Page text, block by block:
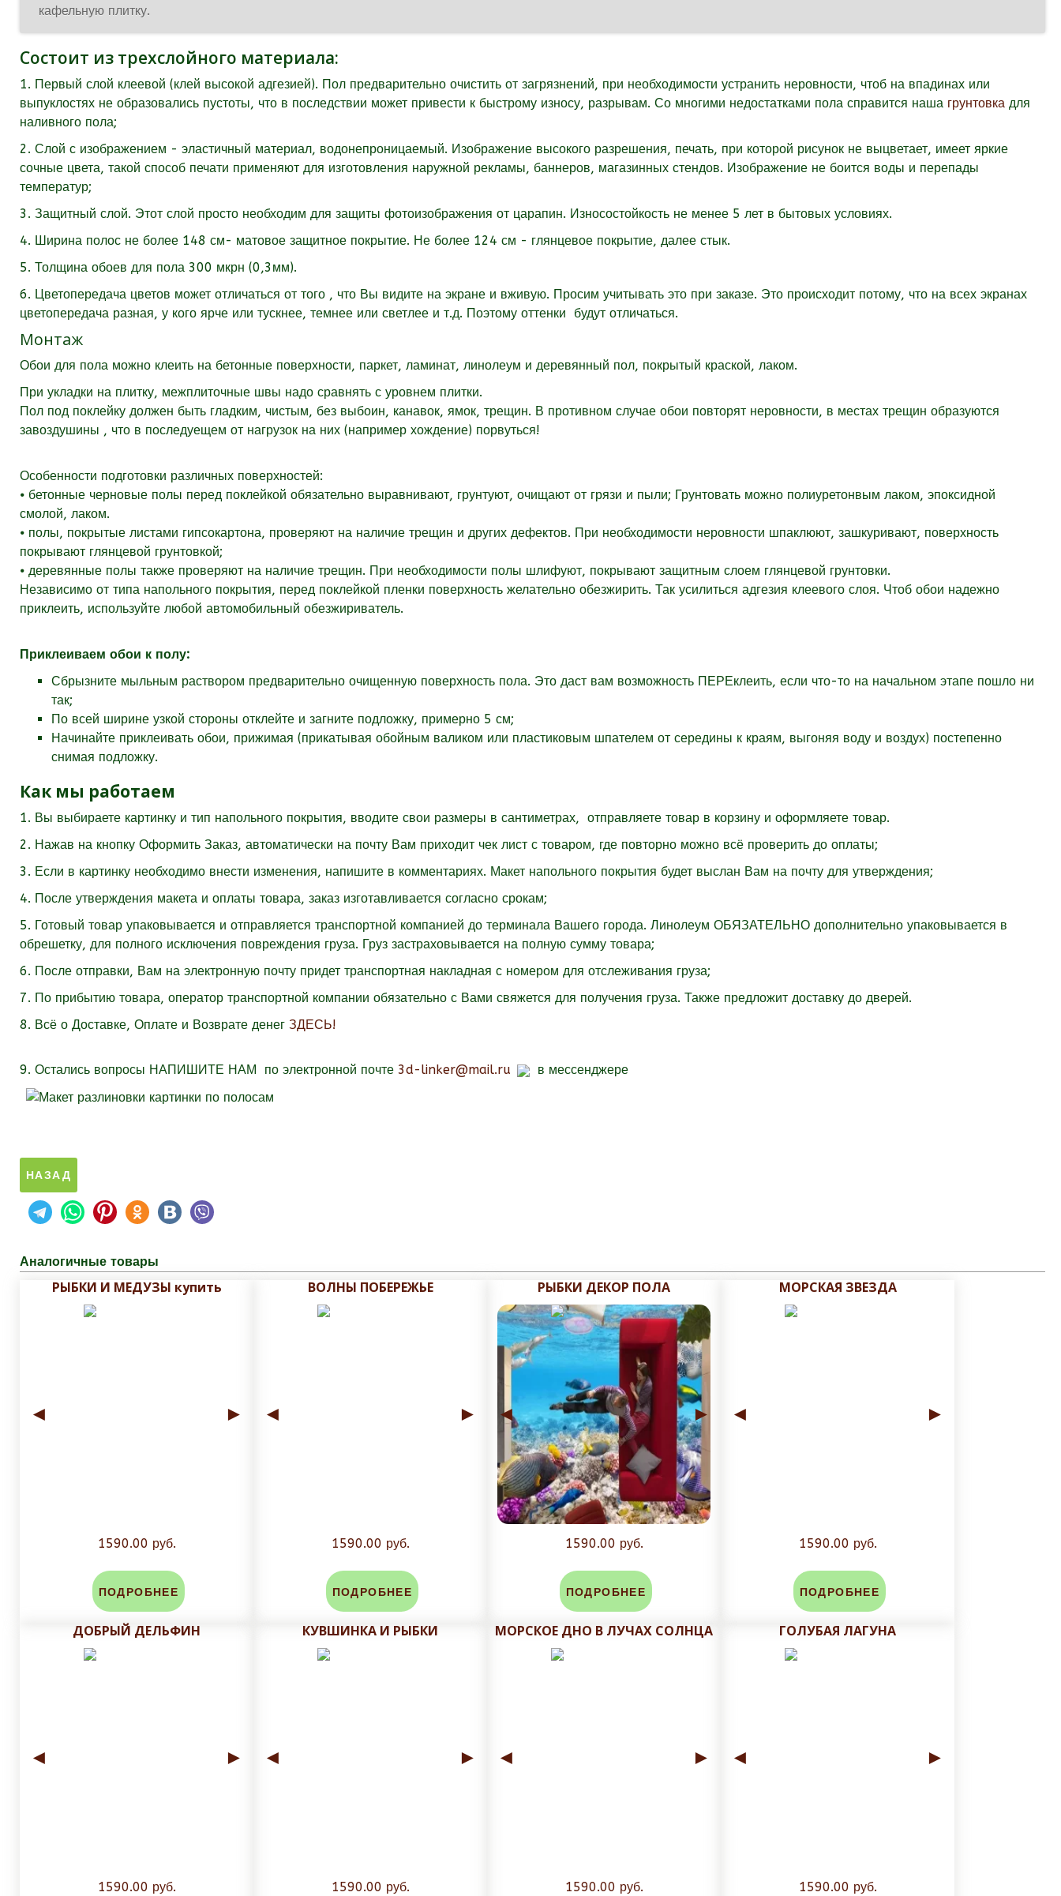
кафельную плитку.
Состоит из трехслойного материала:
1. Первый слой клеевой (клей высокой адгезией). Пол предварительно очистить от загрязнений, при необходимости устранить неровности, чтоб на впадинах или
выпуклостях не образовались пустоты, что в последствии может привести к быстрому износу, разрывам. Со многими недостатками пола справится наша грунтовка для
наливного пола;
2. Слой с изображением - эластичный материал, водонепроницаемый. Изображение высокого разрешения, печать, при которой рисунок не выцветает, имеет яркие
сочные цвета, такой способ печати применяют для изготовления наружной рекламы, баннеров, магазинных стендов. Изображение не боится воды и перепады
температур;
3. Защитный слой. Этот слой просто необходим для защиты фотоизображения от царапин. Износостойкость не менее 5 лет в бытовых условиях.
4. Ширина полос не более 148 см- матовое защитное покрытие. Не более 124 см - глянцевое покрытие, далее стык.
5. Толщина обоев для пола 300 мкрн (0,3мм).
6. Цветопередача цветов может отличаться от того , что Вы видите на экране и вживую. Просим учитывать это при заказе. Это происходит потому, что на всех экранах
цветопередача разная, у кого ярче или тускнее, темнее или светлее и т.д. Поэтому оттенки будут отличаться.
Монтаж
Обои для пола можно клеить на бетонные поверхности, паркет, ламинат, линолеум и деревянный пол, покрытый краской, лаком.
При укладки на плитку, межплиточные швы надо сравнять с уровнем плитки.
Пол под поклейку должен быть гладким, чистым, без выбоин, канавок, ямок, трещин. В противном случае обои повторят неровности, в местах трещин образуются
завоздушины , что в последуещем от нагрузок на них (например хождение) порвуться!
Особенности подготовки различных поверхностей:
⦁ бетонные черновые полы перед поклейкой обязательно выравнивают, грунтуют, очищают от грязи и пыли; Грунтовать можно полиуретонвым лаком, эпоксидной
смолой, лаком.
⦁ полы, покрытые листами гипсокартона, проверяют на наличие трещин и других дефектов. При необходимости неровности шпаклюют, зашкуривают, поверхность
покрывают глянцевой грунтовкой;
⦁ деревянные полы также проверяют на наличие трещин. При необходимости полы шлифуют, покрывают защитным слоем глянцевой грунтовки.
Независимо от типа напольного покрытия, перед поклейкой пленки поверхность желательно обезжирить. Так усилиться адгезия клеевого слоя. Чтоб обои надежно
приклеить, используйте любой автомобильный обезжириватель.
Приклеиваем обои к полу:
Сбрызните мыльным раствором предварительно очищенную поверхность пола. Это даст вам возможность ПЕРЕклеить, если что-то на начальном этапе пошло ни
так;
По всей ширине узкой стороны отклейте и загните подложку, примерно 5 см;
Начинайте приклеивать обои, прижимая (прикатывая обойным валиком или пластиковым шпателем от середины к краям, выгоняя воду и воздух) постепенно
снимая подложку.
Как мы работаем
1. Вы выбираете картинку и тип напольного покрытия, вводите свои размеры в сантиметрах, отправляете товар в корзину и оформляете товар.
2. Нажав на кнопку Оформить Заказ, автоматически на почту Вам приходит чек лист с товаром, где повторно можно всё проверить до оплаты;
3. Если в картинку необходимо внести изменения, напишите в комментариях. Макет напольного покрытия будет выслан Вам на почту для утверждения;
4. После утверждения макета и оплаты товара, заказ изготавливается согласно срокам;
5. Готовый товар упаковывается и отправляется транспортной компанией до терминала Вашего города. Линолеум ОБЯЗАТЕЛЬНО дополнительно упаковывается в
обрешетку, для полного исключения повреждения груза. Груз застраховывается на полную сумму товара;
6. После отправки, Вам на электронную почту придет транспортная накладная с номером для отслеживания груза;
7. По прибытию товара, оператор транспортной компании обязательно с Вами свяжется для получения груза. Также предложит доставку до дверей.
8. Всё о Доставке, Оплате и Возврате денег ЗДЕСЬ!
9. Остались вопросы НАПИШИТЕ НАМ по электронной почте 3d-linker@mail.ru в мессенджере
Аналогичные товары
РЫБКИ И МЕДУЗЫ купить
◄ ►
1590.00 руб.
ПОДРОБНЕЕ
ВОЛНЫ ПОБЕРЕЖЬЕ
◄ ►
1590.00 руб.
ПОДРОБНЕЕ
РЫБКИ ДЕКОР ПОЛА
◄ ►
1590.00 руб.
ПОДРОБНЕЕ
МОРСКАЯ ЗВЕЗДА
◄ ►
1590.00 руб.
ПОДРОБНЕЕ
ДОБРЫЙ ДЕЛЬФИН
◄ ►
1590.00 руб.
КУВШИНКА И РЫБКИ
◄ ►
1590.00 руб.
МОРСКОЕ ДНО В ЛУЧАХ СОЛНЦА
◄ ►
1590.00 руб.
ГОЛУБАЯ ЛАГУНА
◄ ►
1590.00 руб.